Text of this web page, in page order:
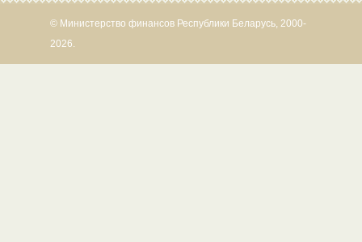
© Министерство финансов Республики Беларусь, 2000-
2026.